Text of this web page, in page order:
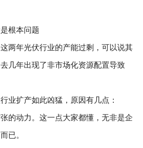
根本问题
两年光伏行业的产能过剩，可以说其
几年出现了非市场化资源配置导致
业扩产如此凶猛，原因有几点：
的动力。这一点大家都懂，无非是企
已。